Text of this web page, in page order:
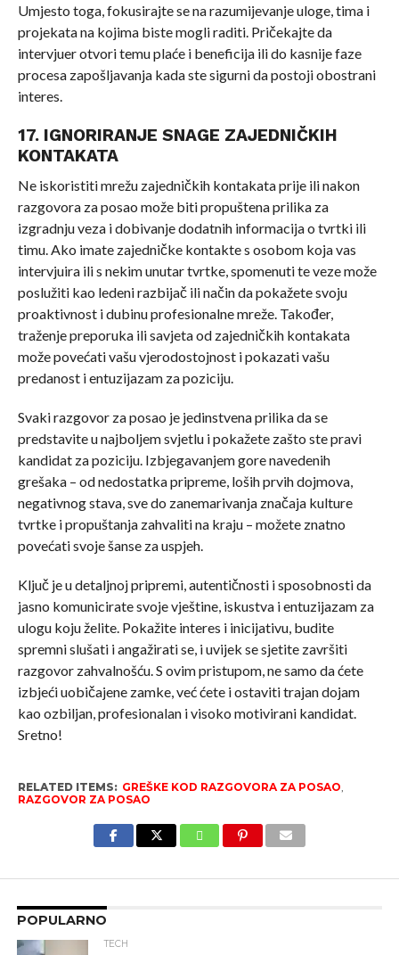
Umjesto toga, fokusirajte se na razumijevanje uloge, tima i
projekata na kojima biste mogli raditi. Pričekajte da
intervjuer otvori temu plaće i beneficija ili do kasnije faze
procesa zapošljavanja kada ste sigurni da postoji obostrani
interes.
17. IGNORIRANJE SNAGE ZAJEDNIČKIH
KONTAKATA
Ne iskoristiti mrežu zajedničkih kontakata prije ili nakon
razgovora za posao može biti propuštena prilika za
izgradnju veza i dobivanje dodatnih informacija o tvrtki ili
timu. Ako imate zajedničke kontakte s osobom koja vas
intervjuira ili s nekim unutar tvrtke, spomenuti te veze može
poslužiti kao ledeni razbijač ili način da pokažete svoju
proaktivnost i dubinu profesionalne mreže. Također,
traženje preporuka ili savjeta od zajedničkih kontakata
može povećati vašu vjerodostojnost i pokazati vašu
predanost i entuzijazam za poziciju.
Svaki razgovor za posao je jedinstvena prilika da se
predstavite u najboljem svjetlu i pokažete zašto ste pravi
kandidat za poziciju. Izbjegavanjem gore navedenih
grešaka – od nedostatka pripreme, loših prvih dojmova,
negativnog stava, sve do zanemarivanja značaja kulture
tvrtke i propuštanja zahvaliti na kraju – možete znatno
povećati svoje šanse za uspjeh.
Ključ je u detaljnoj pripremi, autentičnosti i sposobnosti da
jasno komunicirate svoje vještine, iskustva i entuzijazam za
ulogu koju želite. Pokažite interes i inicijativu, budite
spremni slušati i angažirati se, i uvijek se sjetite završiti
razgovor zahvalnošću. S ovim pristupom, ne samo da ćete
izbjeći uobičajene zamke, već ćete i ostaviti trajan dojam
kao ozbiljan, profesionalan i visoko motivirani kandidat.
Sretno!
RELATED ITEMS: GREŠKE KOD RAZGOVORA ZA POSAO
RAZGOVOR ZA POSAO
POPULARNO
TECH